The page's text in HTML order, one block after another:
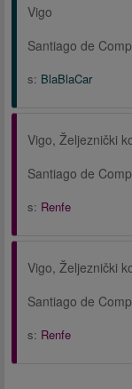
Vigo
s: BlaBlaCar
Vigo, Željeznički
s: Renfe
Vigo, Željeznički
s: Renfe